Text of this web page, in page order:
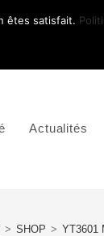
Actualités
> SHOP > YT3601
êtes satisfait.